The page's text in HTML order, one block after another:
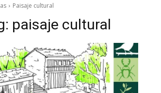
Paisaje cultural
paisaje cultural